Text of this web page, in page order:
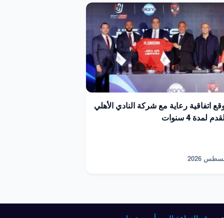
توقع اتفاقية رعاية مع شركة النادي الأهلي
لمدة 4 سنوات